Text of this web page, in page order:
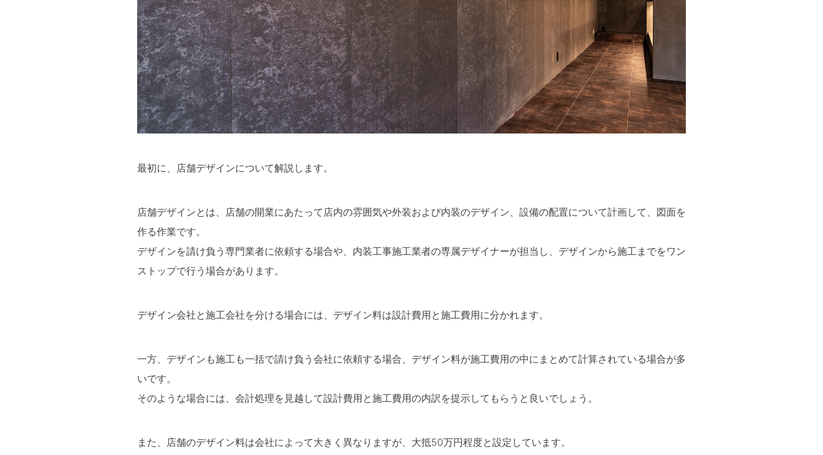
最初に、店舗デザインについて解説します。
店舗デザインとは、店舗の開業にあたって店内の雰囲気や外装および内装のデザイン、設備の配置について計画して、図面を
作る作業です。
デザインを請け負う専門業者に依頼する場合や、内装工事施工業者の専属デザイナーが担当し、デザインから施工までをワン
ストップで行う場合があります。
デザイン会社と施工会社を分ける場合には、デザイン料は設計費用と施工費用に分かれます。
一方、デザインも施工も一括で請け負う会社に依頼する場合、デザイン料が施工費用の中にまとめて計算されている場合が多
いです。
そのような場合には、会計処理を見越して設計費用と施工費用の内訳を提示してもらうと良いでしょう。
また、店舗のデザイン料は会社によって大きく異なりますが、大抵50万円程度と設定しています。